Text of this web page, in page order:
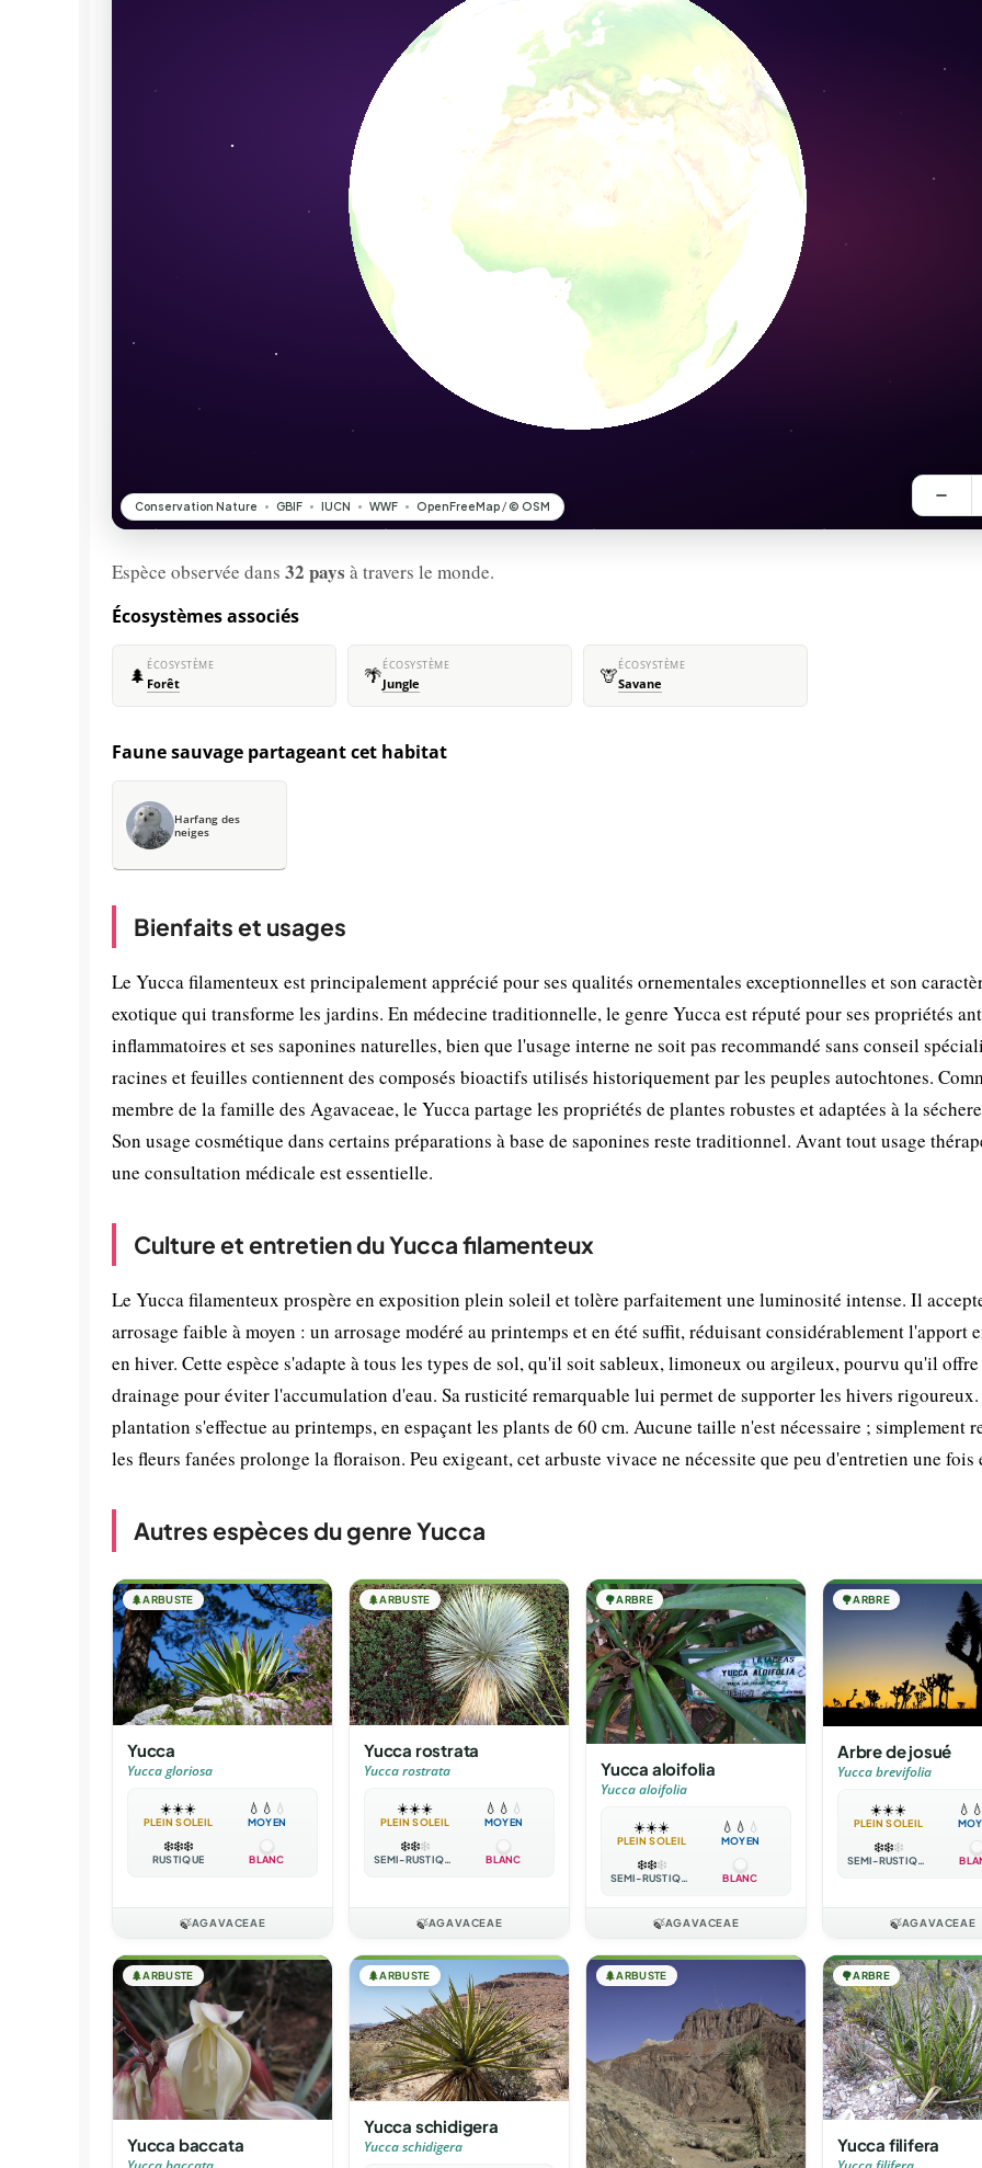
Espèce observée dans 32 pays à travers le monde.
Écosystèmes associés
🌲 ÉCOSYSTÈME
Forêt 🌴ÉCOSYSTÈME
Jungle 🦒ÉCOSYSTÈME
Savane
Faune sauvage partageant cet habitat
Harfang des
neiges
Bienfaits et usages
Le Yucca filamenteux est principalement apprécié pour ses qualités ornementales exceptionnelles et son
exotique qui transforme les jardins. En médecine traditionnelle, le genre Yucca est réputé pour ses propriétés
inflammatoires et ses saponines naturelles, bien que l'usage interne ne soit pas recommandé sans conseil
racines et feuilles contiennent des composés bioactifs utilisés historiquement par les peuples autochtones.
membre de la famille des Agavaceae, le Yucca partage les propriétés de plantes robustes et adaptées à la
Son usage cosmétique dans certains préparations à base de saponines reste traditionnel. Avant tout usage
une consultation médicale est essentielle.
Culture et entretien du Yucca filamenteux
Le Yucca filamenteux prospère en exposition plein soleil et tolère parfaitement une luminosité intense. Il
arrosage faible à moyen : un arrosage modéré au printemps et en été suffit, réduisant considérablement l'apport
en hiver. Cette espèce s'adapte à tous les types de sol, qu'il soit sableux, limoneux ou argileux, pourvu qu'il
drainage pour éviter l'accumulation d'eau. Sa rusticité remarquable lui permet de supporter les hivers
plantation s'effectue au printemps, en espaçant les plants de 60 cm. Aucune taille n'est nécessaire ; simplement
les fleurs fanées prolonge la floraison. Peu exigeant, cet arbuste vivace ne nécessite que peu d'entretien une fois
Autres espèces du genre Yucca
🌲ARBUSTE
Yucca
Yucca gloriosa
☀️☀️☀️
PLEIN SOLEIL
💧 💧 💧
MOYEN
❄️❄️❄️
RUSTIQUE BLANC
🍃AGAVACEAE
🌲ARBUSTE
Yucca rostrata
Yucca rostrata
☀️☀️☀️
PLEIN SOLEIL
💧 💧 💧
MOYEN
❄️❄️❄️
SEMI-RUSTIQUE BLANC
🍃AGAVACEAE
🌳ARBRE
Yucca aloifolia
Yucca aloifolia
☀️☀️☀️
PLEIN SOLEIL
💧 💧 💧
MOYEN
❄️❄️❄️
SEMI-RUSTIQUE BLANC
🍃AGAVACEAE
🌳ARBRE
Arbre de josué
Yucca brevifolia
☀️☀️☀️
PLEIN SOLEIL
💧
❄️❄️❄️
SEMI-RUSTIQUE
🍃AGAVACEAE
🌲ARBUSTE
Yucca baccata
🌲ARBUSTE
Yucca schidigera
Yucca schidigera
🌲ARBUSTE 🌳ARBRE
Yucca filifera